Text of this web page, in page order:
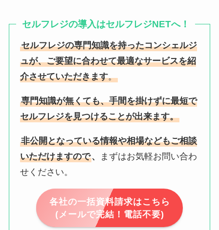
セルフレジの導入はセルフレジNETへ！
セルフレジの専門知識を持ったコンシェルジ
ュが、ご要望に合わせて最適なサービスを紹
介させていただきます。
専門知識が無くても、手間を掛けずに最短で
セルフレジを見つけることが出来ます。
非公開となっている情報や相場などもご相談
いただけますので、
まずはお気軽お問い合わ
せください。
各社の一括資料請求はこちら
(メールで完結！電話不要)